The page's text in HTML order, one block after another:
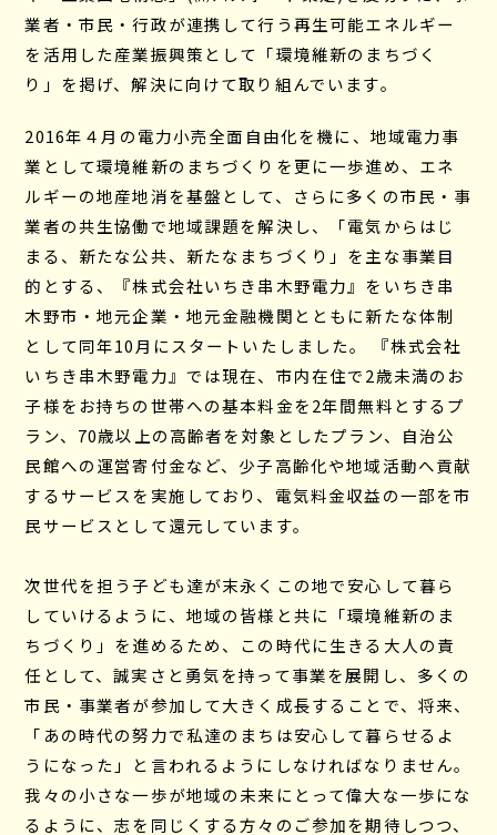
業者・市民・行政が連携して行う再生可能エネルギー
を活用した産業振興策として「環境維新のまちづく
り」を掲げ、解決に向けて取り組んでいます。
2016年４月の電力小売全面自由化を機に、地域電力事
業として環境維新のまちづくりを更に一歩進め、エネ
ルギーの地産地消を基盤として、さらに多くの市民・事
業者の共生協働で地域課題を解決し、「電気からはじ
まる、新たな公共、新たなまちづくり」を主な事業目
的とする、『株式会社いちき串木野電力』をいちき串
木野市・地元企業・地元金融機関とともに新たな体制
として同年10月にスタートいたしました。 『株式会社
いちき串木野電力』では現在、市内在住で2歳未満のお
子様をお持ちの世帯への基本料金を2年間無料とするプ
ラン、70歳以上の高齢者を対象としたプラン、自治公
民館への運営寄付金など、少子高齢化や地域活動へ貢献
するサービスを実施しており、電気料金収益の一部を市
民サービスとして還元しています。
次世代を担う子ども達が末永くこの地で安心して暮ら
していけるように、地域の皆様と共に「環境維新のま
ちづくり」を進めるため、この時代に生きる大人の責
任として、誠実さと勇気を持って事業を展開し、多くの
市民・事業者が参加して大きく成長することで、将来、
「あの時代の努力で私達のまちは安心して暮らせるよ
うになった」と言われるようにしなければなりません。
我々の小さな一歩が地域の未来にとって偉大な一歩にな
るように、志を同じくする方々のご参加を期待しつつ、